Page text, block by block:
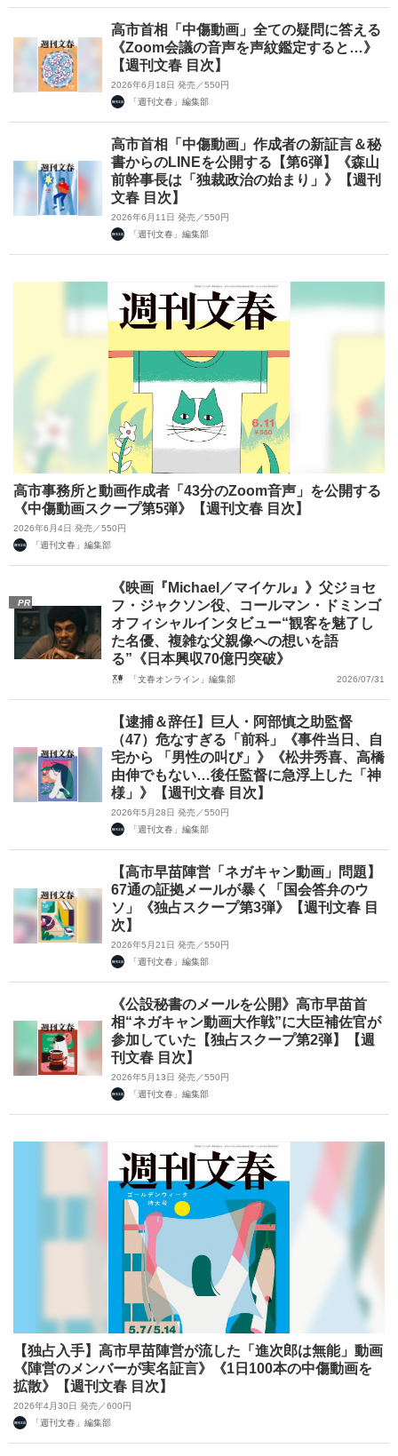
高市首相「中傷動画」全ての疑問に答える
《Zoom会議の音声を声紋鑑定すると…》
【週刊文春 目次】
2026年6月18日 発売／550円
「週刊文春」編集部
高市首相「中傷動画」作成者の新証言＆秘
書からのLINEを公開する【第6弾】《森山
前幹事長は「独裁政治の始まり」》【週刊
文春 目次】
2026年6月11日 発売／550円
「週刊文春」編集部
高市事務所と動画作成者「43分のZoom音声」を公開する
《中傷動画スクープ第5弾》【週刊文春 目次】
2026年6月4日 発売／550円
「週刊文春」編集部
PR
《映画『Michael／マイケル』》父ジョセ
フ・ジャクソン役、コールマン・ドミンゴ
オフィシャルインタビュー“観客を魅了し
た名優、複雑な父親像への想いを語
る”《日本興収70億円突破》
「文春オンライン」編集部 2026/07/31
【逮捕＆辞任】巨人・阿部慎之助監督
（47）危なすぎる「前科」《事件当日、自
宅から 「男性の叫び」》《松井秀喜、高橋
由伸でもない…後任監督に急浮上した「神
様」》【週刊文春 目次】
2026年5月28日 発売／550円
「週刊文春」編集部
【高市早苗陣営「ネガキャン動画」問題】
67通の証拠メールが暴く「国会答弁のウ
ソ」《独占スクープ第3弾》【週刊文春 目
次】
2026年5月21日 発売／550円
「週刊文春」編集部
《公設秘書のメールを公開》高市早苗首
相“ネガキャン動画大作戦”に大臣補佐官が
参加していた【独占スクープ第2弾】【週
刊文春 目次】
2026年5月13日 発売／550円
「週刊文春」編集部
【独占入手】高市早苗陣営が流した「進次郎は無能」動画
《陣営のメンバーが実名証言》《1日100本の中傷動画を
拡散》【週刊文春 目次】
2026年4月30日 発売／600円
「週刊文春」編集部